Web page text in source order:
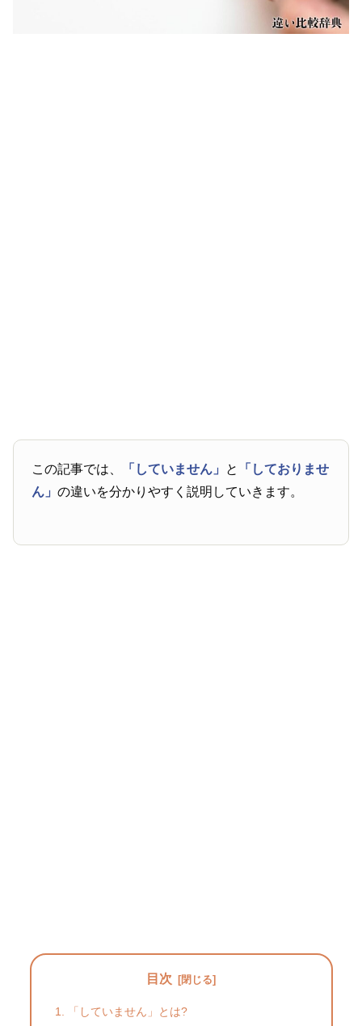
この記事では、 「していません」 と
「しておりませ
ん」の違いを分かりやすく説明していきます。
目次
「していません」とは?